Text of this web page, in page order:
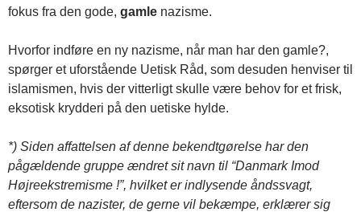
fokus fra den gode, gamle nazisme.
Hvorfor indføre en ny nazisme, når man har den gamle?,
spørger et uforstående Uetisk Råd, som desuden henviser til
islamismen, hvis der vitterligt skulle være behov for et frisk,
eksotisk krydderi på den uetiske hylde.
*) Siden affattelsen af denne bekendtgørelse har den
pågældende gruppe ændret sit navn til “Danmark Imod
Højreekstremisme !”, hvilket er indlysende åndssvagt,
eftersom de nazister, de gerne vil bekæmpe, erklærer sig